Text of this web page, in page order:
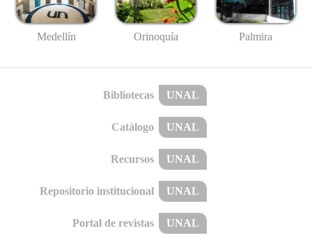
Medellín Orinoquía Palmira
Bibliotecas UNAL
Catálogo UNAL
Recursos UNAL
Repositorio institucional UNAL
Portal de revistas UNAL